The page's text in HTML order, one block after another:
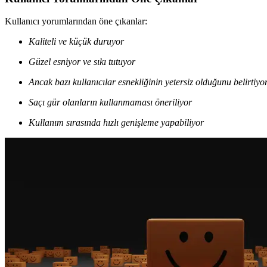
Kullanıcı yorumlarından öne çıkanlar:
Kaliteli ve küçük duruyor
Güzel esniyor ve sıkı tutuyor
Ancak bazı kullanıcılar esnekliğinin yetersiz olduğunu
Saçı gür olanların kullanmaması öneriliyor
Kullanım sırasında hızlı genişleme yapabiliyor